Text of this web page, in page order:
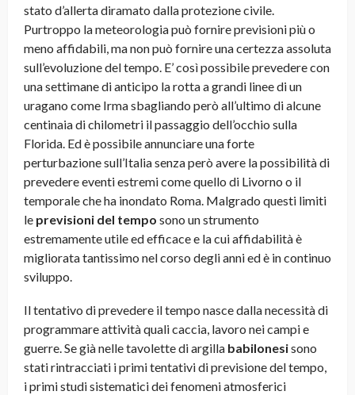
stato d’allerta diramato dalla protezione civile.
Purtroppo la meteorologia può fornire previsioni più o
meno affidabili, ma non può fornire una certezza assoluta
sull’evoluzione del tempo. E’ così possibile prevedere con
una settimane di anticipo la rotta a grandi linee di un
uragano come Irma sbagliando però all’ultimo di alcune
centinaia di chilometri il passaggio dell’occhio sulla
Florida. Ed è possibile annunciare una forte
perturbazione sull’Italia senza però avere la possibilità di
prevedere eventi estremi come quello di Livorno o il
temporale che ha inondato Roma. Malgrado questi limiti
le previsioni del tempo sono un strumento
estremamente utile ed efficace e la cui affidabilità è
migliorata tantissimo nel corso degli anni ed è in continuo
sviluppo.
Il tentativo di prevedere il tempo nasce dalla necessità di
programmare attività quali caccia, lavoro nei campi e
guerre. Se già nelle tavolette di argilla babilonesisono
stati rintracciati i primi tentativi di previsione del tempo,
i primi studi sistematici dei fenomeni atmosferici